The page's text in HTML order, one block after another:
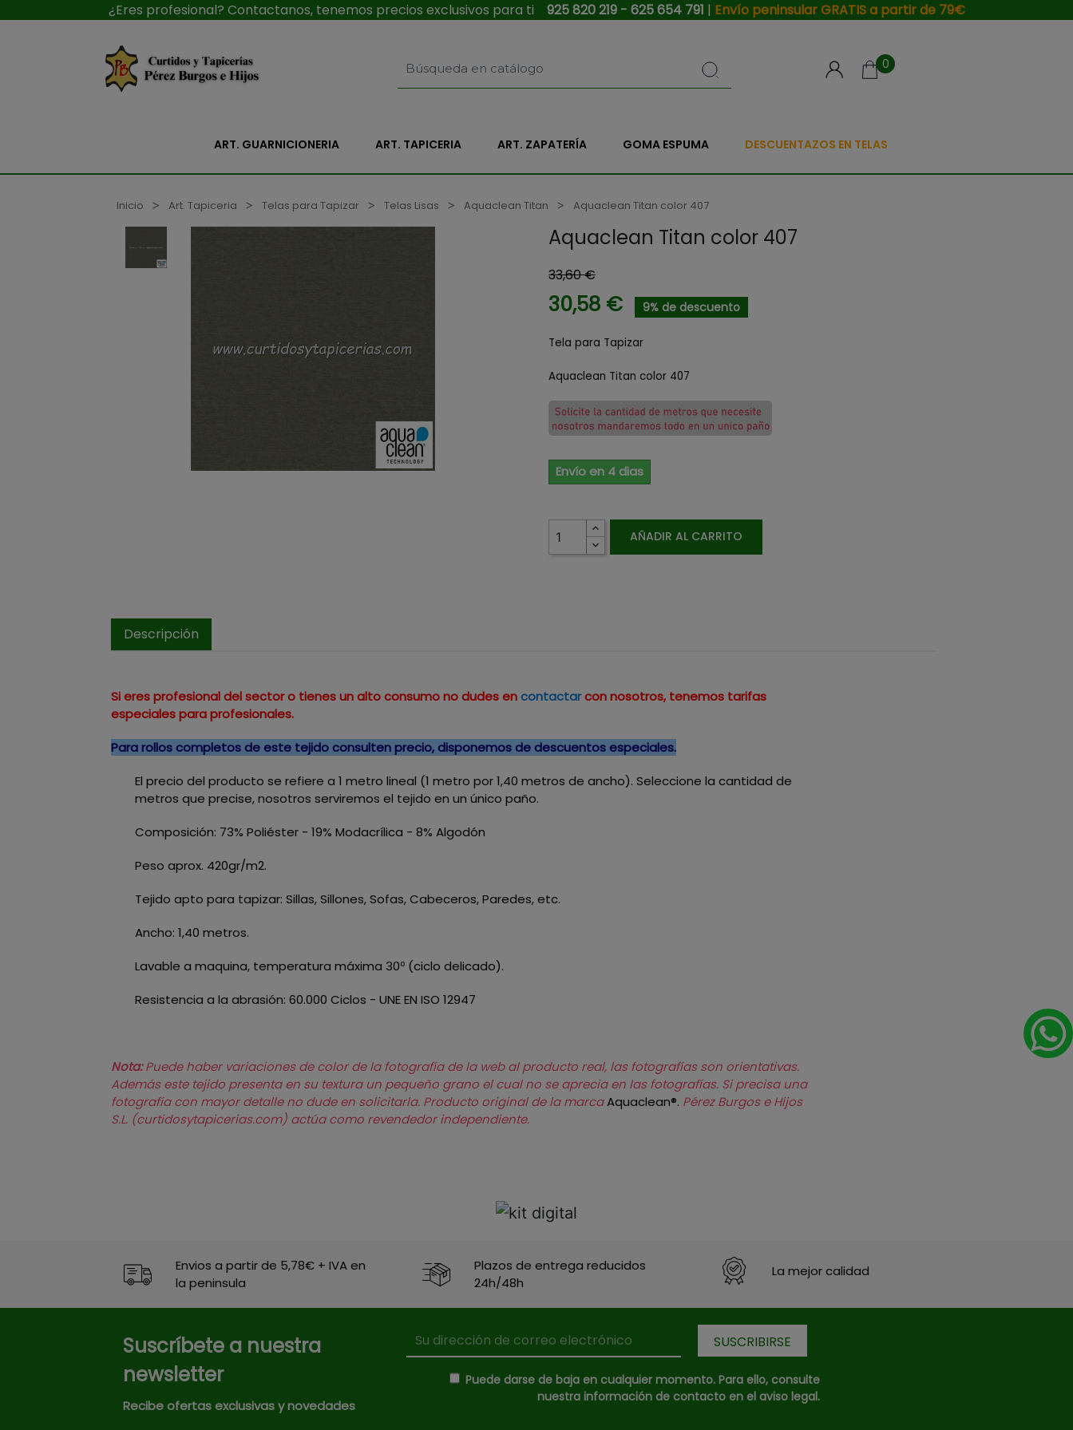
¿Eres profesional? Contactanos, tenemos precios exclusivos para ti 925 820 219 - 625 654 791 | Envío peninsular GRATIS a partir de 79€
0
ART. GUARNICIONERIA ART. TAPICERIA ART. ZAPATERÍA GOMA ESPUMA DESCUENTAZOS EN TELAS
Inicio Art. Tapiceria Telas para Tapizar Telas Lisas Aquaclean Titan Aquaclean Titan color 407
Aquaclean Titan color 407
33,60 €
30,58 € 9% de descuento
Tela para Tapizar
Aquaclean Titan color 407
Envío en 4 dias
AÑADIR AL CARRITO
Descripción
Si eres profesional del sector o tienes un alto consumo no dudes encontactarcon nosotros, tenemos tarifas
especiales para profesionales.
Para rollos completos de este tejido consulten precio, disponemos de descuentos especiales.
El precio del producto se refiere a 1 metro lineal (1 metro por 1,40 metros de ancho). Seleccione la cantidad de
metros que precise, nosotros serviremos el tejido en un único paño.
Composición: 73% Poliéster - 19% Modacrílica - 8% Algodón
Peso aprox. 420gr/m2.
Tejido apto para tapizar: Sillas, Sillones, Sofas, Cabeceros, Paredes, etc.
Ancho: 1,40 metros.
Lavable a maquina, temperatura máxima 30º (ciclo delicado).
Resistencia a la abrasión: 60.000 Ciclos - UNE EN ISO 12947
Nota:Puede haber variaciones de color de la fotografía de la web al producto real, las fotografías son orientativas.
Además este tejido presenta en su textura un pequeño grano el cual no se aprecia en las fotografías. Si precisa una
fotografía con mayor detalle no dude en solicitarla. Producto original de la marcaAquaclean®. Pérez Burgos e Hijos
S.L. (curtidosytapicerias.com) actúa como revendedor independiente.
Envios a partir de 5,78€ + IVA en
la peninsula
Plazos de entrega reducidos
24h/48h
La mejor calidad
Suscríbete a nuestra
newsletter
Recibe ofertas exclusivas y novedades
Puede darse de baja en cualquier momento. Para ello, consulte
nuestra información de contacto en el aviso legal.